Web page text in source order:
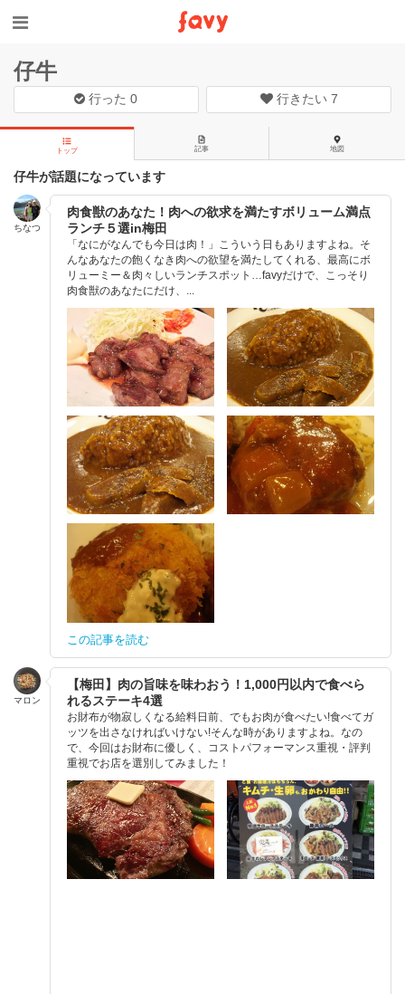
仔牛
行った0 行きたい 7
トップ 記事 地図
仔牛が話題になっています
ちなつ
肉食獣のあなた！肉への欲求を満たすボリューム満点
ランチ５選in梅田
「なにがなんでも今日は肉！」こういう日もありますよね。そ
んなあなたの飽くなき肉への欲望を満たしてくれる、最高にボ
リューミー＆肉々しいランチスポット…favyだけで、こっそり
肉食獣のあなたにだけ、...
この記事を読む
マロン
【梅田】肉の旨味を味わおう！1,000円以内で食べら
れるステーキ4選
お財布が物寂しくなる給料日前、でもお肉が食べたい!食べてガ
ッツを出さなければいけない!そんな時がありますよね。なの
で、今回はお財布に優しく、コストパフォーマンス重視・評判
重視でお店を選別してみました！